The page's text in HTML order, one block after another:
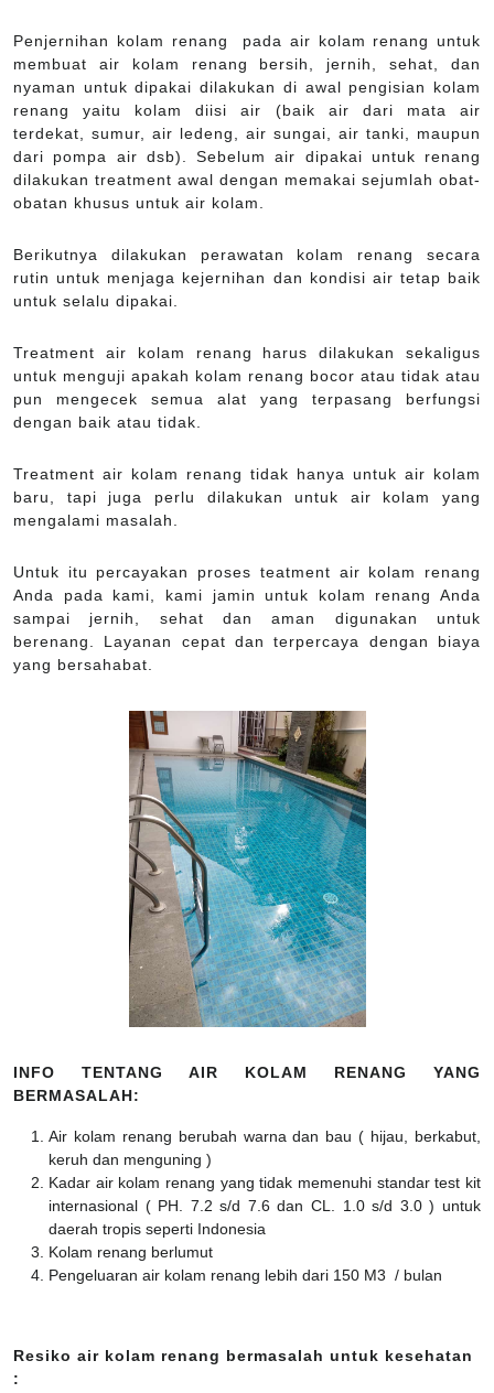
Penjernihan kolam renang pada air kolam renang untuk
membuat air kolam renang bersih, jernih, sehat, dan
nyaman untuk dipakai dilakukan di awal pengisian kolam
renang yaitu kolam diisi air (baik air dari mata air
terdekat, sumur, air ledeng, air sungai, air tanki, maupun
dari pompa air dsb). Sebelum air dipakai untuk renang
dilakukan treatment awal dengan memakai sejumlah obat-
obatan khusus untuk air kolam.
Berikutnya dilakukan perawatan kolam renang secara
rutin untuk menjaga kejernihan dan kondisi air tetap baik
untuk selalu dipakai.
Treatment air kolam renang harus dilakukan sekaligus
untuk menguji apakah kolam renang bocor atau tidak atau
pun mengecek semua alat yang terpasang berfungsi
dengan baik atau tidak.
Treatment air kolam renang tidak hanya untuk air kolam
baru, tapi juga perlu dilakukan untuk air kolam yang
mengalami masalah.
Untuk itu percayakan proses teatment air kolam renang
Anda pada kami, kami jamin untuk kolam renang Anda
sampai jernih, sehat dan aman digunakan untuk
berenang. Layanan cepat dan terpercaya dengan biaya
yang bersahabat.
INFO TENTANG AIR KOLAM RENANG YANG
BERMASALAH:
Air kolam renang berubah warna dan bau ( hijau, berkabut,
keruh dan menguning )
Kadar air kolam renang yang tidak memenuhi standar test kit
internasional ( PH. 7.2 s/d 7.6 dan CL. 1.0 s/d 3.0 ) untuk
daerah tropis seperti Indonesia
Kolam renang berlumut
Pengeluaran air kolam renang lebih dari 150 M3 / bulan
Resiko air kolam renang bermasalah untuk kesehatan
: